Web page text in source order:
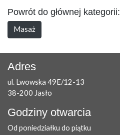
Powrót do głównej kategorii:
Masaż
Adres
ul. Lwowska 49E/12-13
38-200 Jasło
Godziny otwarcia
Od poniedziałku do piątku